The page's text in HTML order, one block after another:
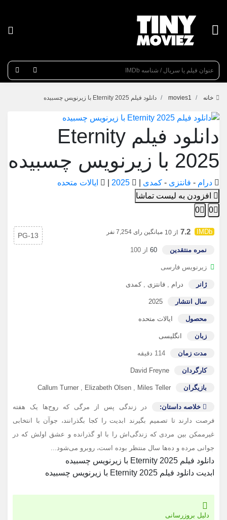
عنوان
خانه movies1 دانلود فیلم Eternity 2025 با زیرنویس چسبیده
دانلود فیلم Eternity
2025 با زیرنویس چسبیده
درام - فانتزی - کمدی 2025
ایالات متحده
افزودن به لیست تماشا
0
0
7.2 از 10 میانگین رای 7,254 نفر
نمره منتقدین 60 از 100
زیرنویس فارسی
ژانر درام فانتزی ,کمدی
سال انتشار 2025
محصول ایالات متحده
زبان انگلیسی
مدت زمان 114 دقیقه
کارگردان David Freyne
بازیگران Callum Turner Elizabeth Olsen Miles Teller
خلاصه داستان:
در زندگی پس از مرگی که روح‌ها یک هفته
فرصت دارند تا تصمیم بگیرند ابدیت را کجا بگذرانند، جوآن با انتخابی
غیرممکن بین مردی که زندگی‌اش را با او گذرانده و عشق اولش که در
جوانی مرده و ده‌ها سال منتظر بوده است، روبرو می‌شود...
PG-13
دانلود فیلم Eternity 2025 با زیرنویس چسبیده
ابدیت دانلود فیلم Eternity 2025 با زیرنویس چسبیده
دلیل بروزرسانی